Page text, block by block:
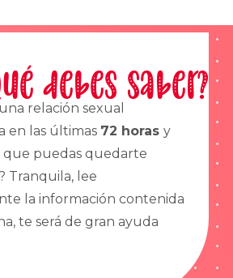
debes saber?
relación sexual
en las últimas 72 horas y
puedas quedarte
Tranquila, lee
la información contenida
te será de gran ayuda